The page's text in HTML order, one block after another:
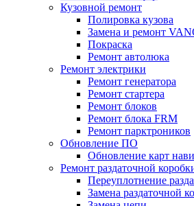
Кузовной ремонт
Полировка кузова
Замена и ремонт
Покраска
Ремонт автолюка
Ремонт электрики
Ремонт генератора
Ремонт стартера
Ремонт блоков
Ремонт блока FRM
Ремонт парктроников
Обновление ПО
Обновление карт
Ремонт раздаточной
Переуплотнение
Замена раздаточной